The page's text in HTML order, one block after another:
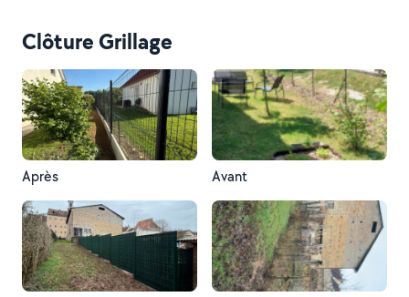
Clôture Grillage
Après Avant